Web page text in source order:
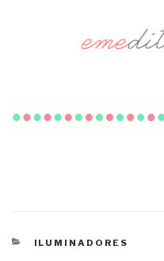
CATEGORÍAS
ILUMINADORES